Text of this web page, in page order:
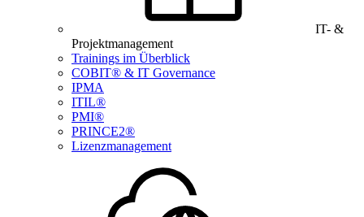
IT- &
Projektmanagement
Trainings im Überblick
COBIT® & IT Governance
IPMA
ITIL®
PMI®
PRINCE2®
Lizenzmanagement